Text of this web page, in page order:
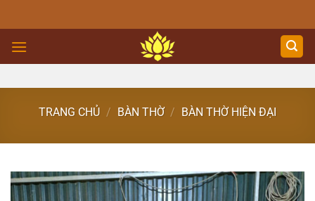
to
content
TRANG CHỦ / BÀN THỜ / BÀN THỜ HIỆN ĐẠI